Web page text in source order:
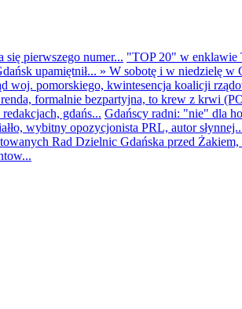
pierwszego numer... "TOP 20" w enklawie
upamiętnił... » W sobotę i w niedzielę w
woj. pomorskiego, kwintesencja koalicji
formalnie bezpartyjna, to krew z krwi
gdańs... Gdańscy radni: "nie" dla
wybitny opozycjonista PRL, autor
Rad Dzielnic Gdańska przed